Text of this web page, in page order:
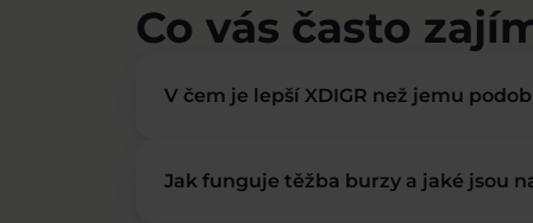
Co vás často
V čem je lepší XDIGR než jemu
Jak funguje těžba burzy a jaké jsou